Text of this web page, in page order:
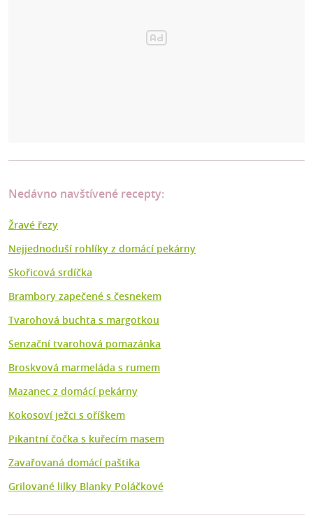
Nedávno navštívené recepty:
Žravé řezy
Nejjednoduší rohlíky z domácí pekárny
Skořicová srdíčka
Brambory zapečené s česnekem
Tvarohová buchta s margotkou
Senzační tvarohová pomazánka
Broskvová marmeláda s rumem
Mazanec z domácí pekárny
Kokosoví ježci s oříškem
Pikantní čočka s kuřecím masem
Zavařovaná domácí paštika
Grilované lilky Blanky Poláčkové